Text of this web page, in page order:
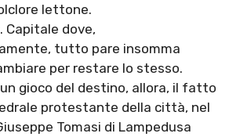
lettone.
Capitale dove,
tutto pare insomma
per restare lo stesso.
gioco del destino, allora, il fatto
protestante della città, nel
Tomasi di Lampedusa